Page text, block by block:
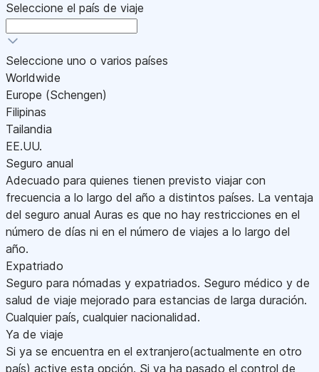
Seleccione el país de viaje
Seleccione uno o varios países
Worldwide
Europe (Schengen)
Filipinas
Tailandia
EE.UU.
Seguro anual
Adecuado para quienes tienen previsto viajar con
frecuencia a lo largo del año a distintos países. La ventaja
del seguro anual Auras es que no hay restricciones en el
número de días ni en el número de viajes a lo largo del
año.
Expatriado
Seguro para nómadas y expatriados. Seguro médico y de
salud de viaje mejorado para estancias de larga duración.
Cualquier país, cualquier nacionalidad.
Ya de viaje
Si ya se encuentra en el extranjero(actualmente en otro
país) active esta opción. Si ya ha pasado el control de